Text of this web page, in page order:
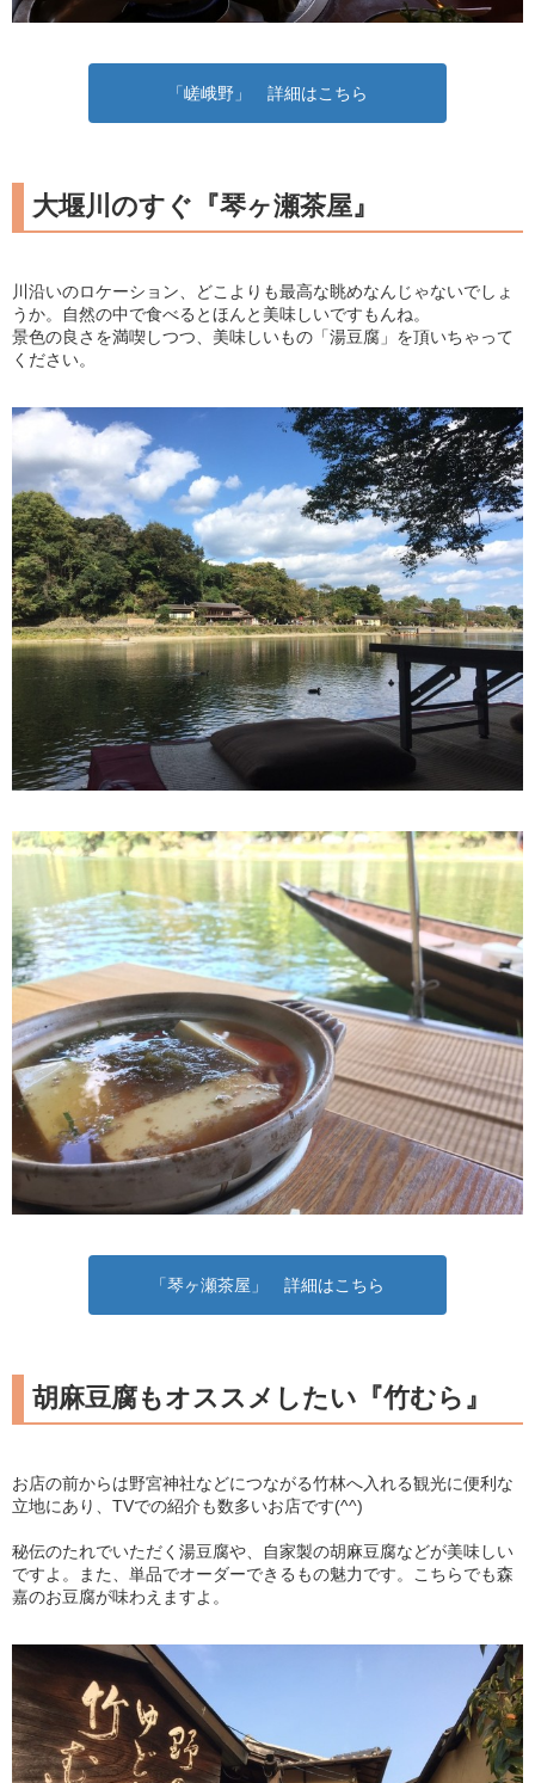
「嵯峨野」 詳細はこちら
大堰川のすぐ『琴ヶ瀬茶屋』
川沿いのロケーション、どこよりも最高な眺めなんじゃないでしょ
うか。自然の中で食べるとほんと美味しいですもんね。
景色の良さを満喫しつつ、美味しいもの「湯豆腐」を頂いちゃって
ください。
「琴ヶ瀬茶屋」 詳細はこちら
胡麻豆腐もオススメしたい『竹むら』
お店の前からは野宮神社などにつながる竹林へ入れる観光に便利な
立地にあり、TVでの紹介も数多いお店です(^^)
秘伝のたれでいただく湯豆腐や、自家製の胡麻豆腐などが美味しい
ですよ。また、単品でオーダーできるもの魅力です。こちらでも森
嘉のお豆腐が味わえますよ。